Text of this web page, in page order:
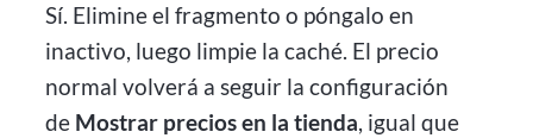
Sí. Elimine el fragmento o póngalo en
inactivo, luego limpie la caché. El precio
normal volverá a seguir la configuración
de Mostrar precios en la tienda, igual que